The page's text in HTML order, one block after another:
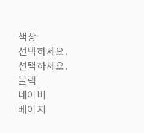
색상
선택하세요.
선택하세요.
블랙
네이비
베이지